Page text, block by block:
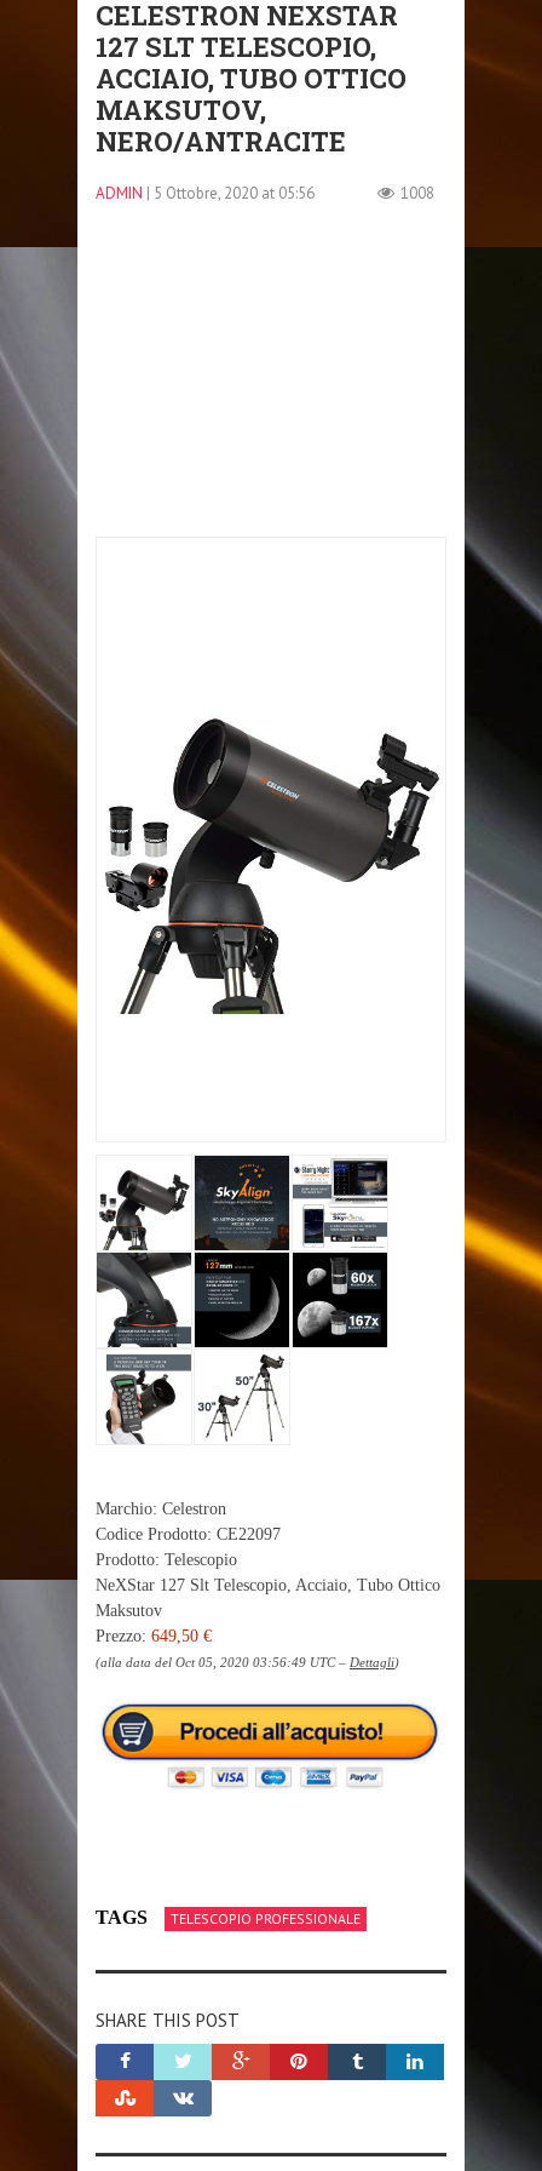
CELESTRON NEXSTAR
127 SLT TELESCOPIO,
ACCIAIO, TUBO OTTICO
MAKSUTOV,
NERO/ANTRACITE
ADMIN | 5 Ottobre, 2020 at 05:56 1008
Marchio: Celestron
Codice Prodotto: CE22097
Prodotto: Telescopio
NeXStar 127 Slt Telescopio, Acciaio, Tubo Ottico
Maksutov
Prezzo: 649,50 €
(alla data del Oct 05, 2020 03:56:49 UTC – Dettagli)
TAGS TELESCOPIO PROFESSIONALE
SHARE THIS POST